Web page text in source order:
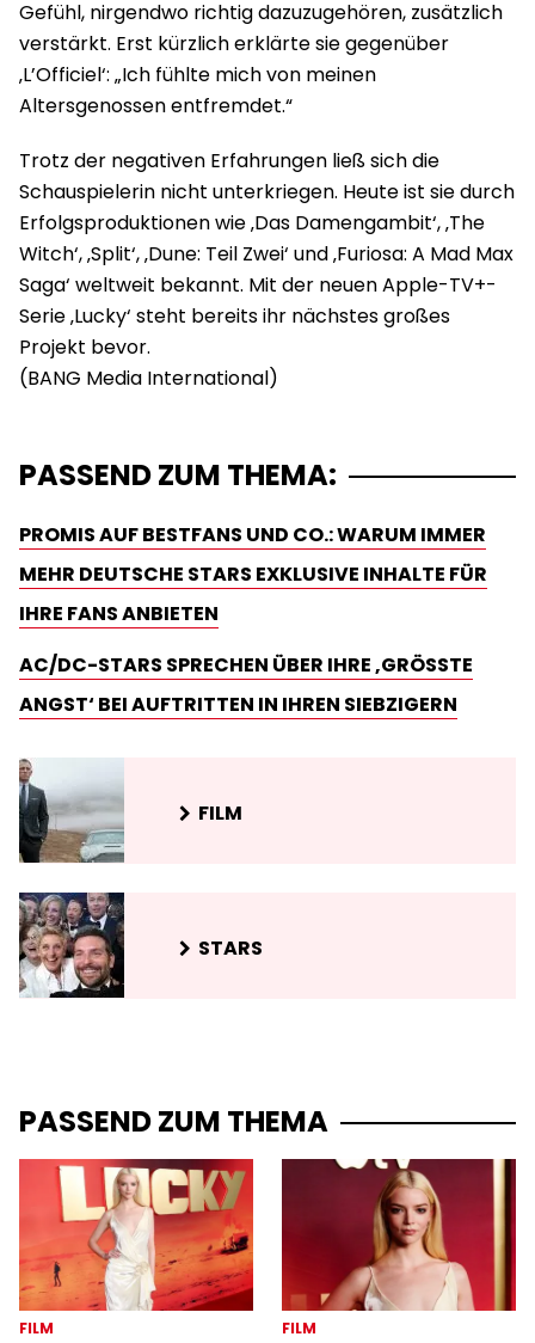
Gefühl, nirgendwo richtig dazuzugehören, zusätzlich
verstärkt. Erst kürzlich erklärte sie gegenüber
‚L’Officiel‘: „Ich fühlte mich von meinen
Altersgenossen entfremdet.“
Trotz der negativen Erfahrungen ließ sich die
Schauspielerin nicht unterkriegen. Heute ist sie durch
Erfolgsproduktionen wie ‚Das Damengambit‘, ‚The
Witch‘, ‚Split‘, ‚Dune: Teil Zwei‘ und ‚Furiosa: A Mad Max
Saga‘ weltweit bekannt. Mit der neuen Apple-TV+-
Serie ‚Lucky‘ steht bereits ihr nächstes großes
Projekt bevor.
PASSEND ZUM THEMA:
PROMIS AUF BESTFANS UND CO.: WARUM IMMER
MEHR DEUTSCHE STARS EXKLUSIVE INHALTE FÜR
IHRE FANS ANBIETEN
AC/DC-STARS SPRECHEN ÜBER IHRE ‚GRÖSSTE A
NGST‘ BEI AUFTRITTEN IN IHREN SIEBZIGERN
FILM
STARS
PASSEND ZUM THEMA
FILM FILM